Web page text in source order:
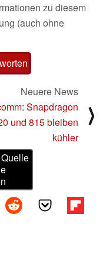
zu diesem
(auch ohne
Neuere News
Snapdragon
und 815 bleiben
kühler
⟩